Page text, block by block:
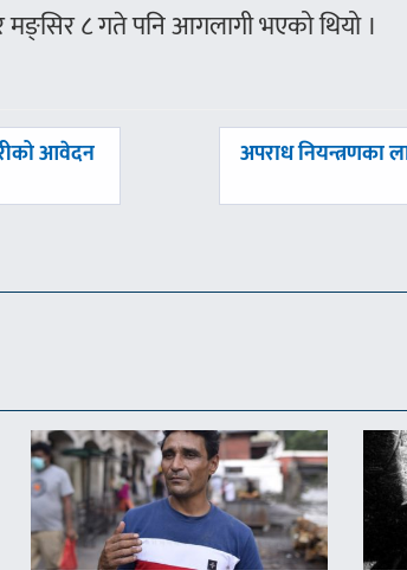
८ गते पनि आगलागी भएको थियो ।
आवेदन
अघिल्लाे
अपराध नियन्त्रणका